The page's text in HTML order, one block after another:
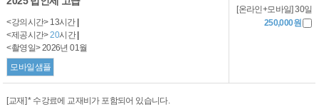
<강의시간> 13시간
<제공시간>20시간
<촬영일> 2026년 01월
모바일샘플
[온라인+모바일] 30일
250,000원
[교재] * 수강료에 교재비가 포함되어 있습니다.